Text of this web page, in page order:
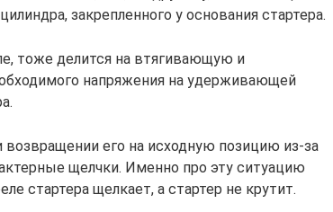
закрепленного у основания стартера.
тоже делится на втягивающую и
напряжения на удерживающей
возвращении его на исходную позицию из-за
щелчки. Именно про эту ситуацию
стартера щелкает, а стартер не крутит.